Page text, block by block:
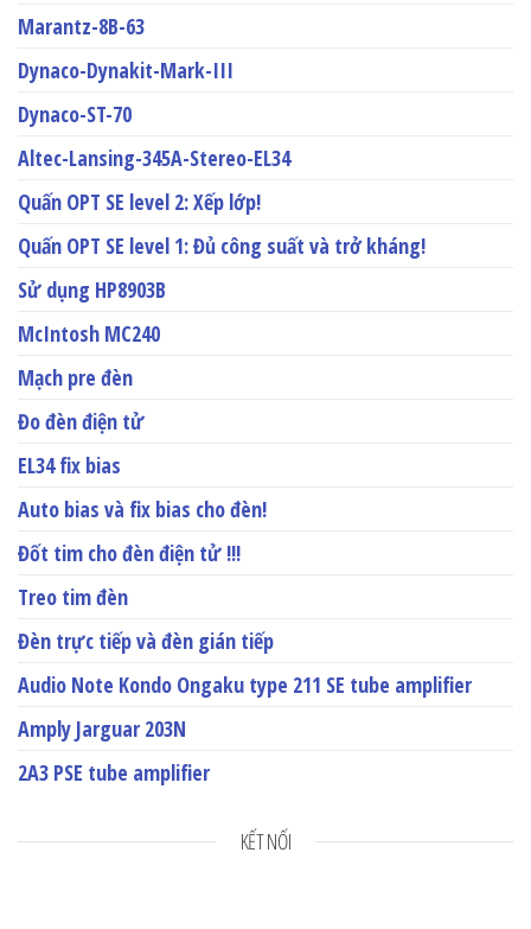
Marantz-8B-63
Dynaco-Dynakit-Mark-III
Dynaco-ST-70
Altec-Lansing-345A-Stereo-EL34
Quấn OPT SE level 2: Xếp lớp!
Quấn OPT SE level 1: Đủ công suất và trở kháng!
Sử dụng HP8903B
McIntosh MC240
Mạch pre đèn
Đo đèn điện tử
EL34 fix bias
Auto bias và fix bias cho đèn!
Đốt tim cho đèn điện tử !!!
Treo tim đèn
Đèn trực tiếp và đèn gián tiếp
Audio Note Kondo Ongaku type 211 SE tube amplifier
Amply Jarguar 203N
2A3 PSE tube amplifier
KẾT NỐI